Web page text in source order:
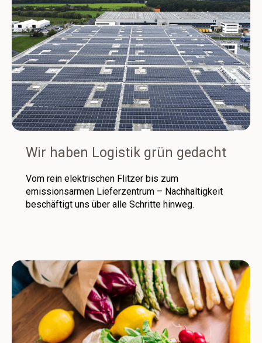
Wir haben Logistik grün gedacht
Vom rein elektrischen Flitzer bis zum
emissionsarmen Lieferzentrum – Nachhaltigkeit
beschäftigt uns über alle Schritte hinweg.